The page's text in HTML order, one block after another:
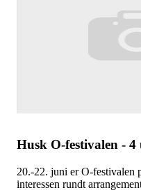
Husk O-festivalen - 4
20.-22. juni er O-festivalen
interessen rundt